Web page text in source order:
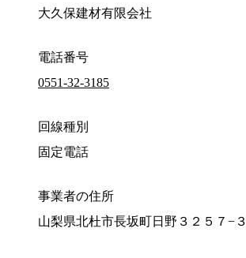
大久保建材有限会社
電話番号
0551-32-3185
回線種別
固定電話
事業者の住所
山梨県北杜市長坂町日野３２５７−３